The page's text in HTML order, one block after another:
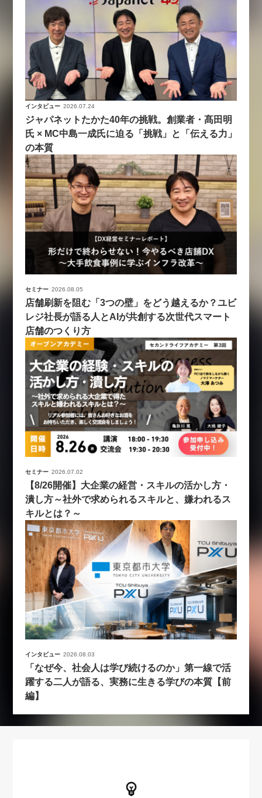
インタビュー 2026.07.24
ジャパネットたかた40年の挑戦。創業者・髙田明
氏 × MC中島一成氏に迫る「挑戦」と「伝える力」
の本質
セミナー 2026.08.05
店舗刷新を阻む「3つの壁」をどう越えるか？ユビ
レジ社長が語る人とAIが共創する次世代スマート
店舗のつくり方
セミナー 2026.07.02
【8/26開催】大企業の経営・スキルの活かし方・
潰し方～社外で求められるスキルと、嫌われるス
キルとは？～
インタビュー 2026.08.03
「なぜ今、社会人は学び続けるのか」第一線で活
躍する二人が語る、実務に生きる学びの本質【前
編】